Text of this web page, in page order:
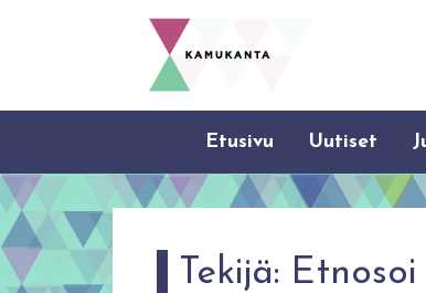
Etusivu Uutiset
Tekijä: Etnosoi